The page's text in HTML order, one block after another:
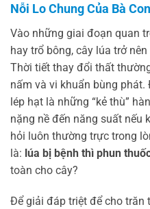
Nỗi Lo Chung Của Bà
Vào những giai đoạn quan
hay trổ bông, cây lúa trở
Thời tiết thay đổi thất
nấm và vi khuẩn bùng phát.
lép hạt là những “kẻ thù”
nặng nề đến năng suất nếu
hỏi luôn thường trực trong
là: lúa bị bệnh thì phun
toàn cho cây?
Để giải đáp triệt để cho trăn